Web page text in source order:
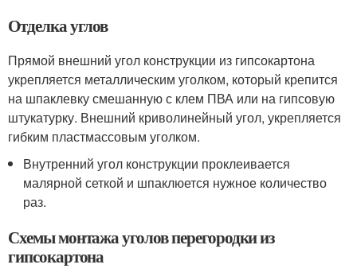
Отделка углов
Прямой внешний угол конструкции из гипсокартона
укрепляется металлическим уголком, который крепится
на шпаклевку смешанную с клем ПВА или на гипсовую
штукатурку. Внешний криволинейный угол, укрепляется
гибким пластмассовым уголком.
Внутренний угол конструкции проклеивается
малярной сеткой и шпаклюется нужное количество
раз.
Схемы монтажа уголов перегородки из
гипсокартона